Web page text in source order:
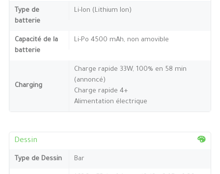
Type de
batterie
Li-Ion (Lithium Ion)
Capacité de la
batterie
Li-Po 4500 mAh, non amovible
Charging
Charge rapide 33W, 100% en 58 min
(annoncé)
Charge rapide 4+
Alimentation électrique
Dessin
Type de Dessin Bar